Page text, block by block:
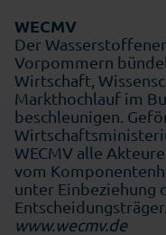
WECMV
Der
Vorpommern
Wirtschaft,
Markthochlauf im
beschleunigen.
WECMV alle
vom
unter Einbeziehung
Entscheidungsträger.
www.wecmv.de